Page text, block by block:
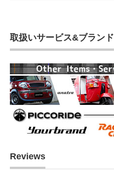
取扱いサービス&ブランド
Reviews